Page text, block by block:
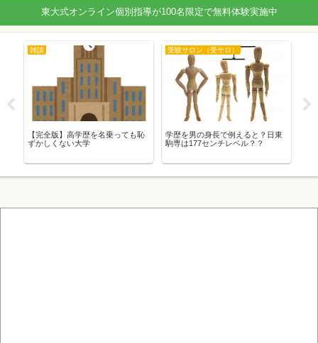
東大式オンライン個別指導が100名限定で無料体験実施中
えると？日東
ベル？？
数学
【数学】青チャートでの暴力暗記
かプラスエリートでの理解か？そ
現代文
【現代文】現代文の参考書を
やっても成績が安定しない人
考書【おすすめ参考書】